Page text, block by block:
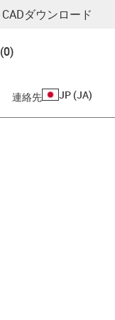
CADダウンロード
(0)
連絡先 JP (JA)